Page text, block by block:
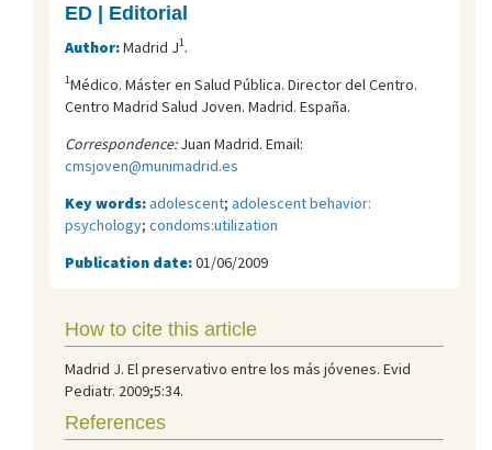
ED | Editorial
Author:Madrid J1.
1Médico. Máster en Salud Pública. Director del Centro.
Centro Madrid Salud Joven. Madrid. España.
Correspondence:Juan Madrid. Email:
cmsjoven@munimadrid.es
Key words:adolescent; adolescent behavior:
psychology; condoms:utilization
Publication date:01/06/2009
How to cite this article
Madrid J. El preservativo entre los más jóvenes. Evid
Pediatr. 2009;5:34.
References